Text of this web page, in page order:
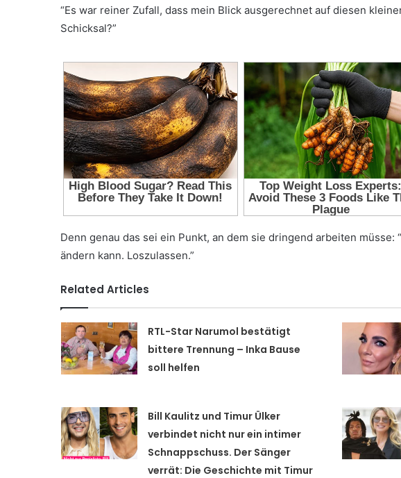
“Es war reiner Zufall, dass mein Blick ausgerechnet auf diesen
Schicksal?”
Denn genau das sei ein Punkt, an dem sie dringend arbeiten
ändern kann. Loszulassen.”
Related Articles
RTL-Star Narumol bestätigt
bittere Trennung – Inka Bause
soll helfen
Bill Kaulitz und Timur Ülker
verbindet nicht nur ein intimer
Schnappschuss. Der Sänger
verrät: Die Geschichte mit Timur